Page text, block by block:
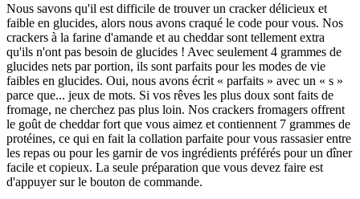
Nous savons qu'il est difficile de trouver un cracker délicieux et
faible en glucides, alors nous avons craqué le code pour vous. Nos
crackers à la farine d'amande et au cheddar sont tellement extra
qu'ils n'ont pas besoin de glucides ! Avec seulement 4 grammes de
glucides nets par portion, ils sont parfaits pour les modes de vie
faibles en glucides. Oui, nous avons écrit « parfaits » avec un « s »
parce que... jeux de mots. Si vos rêves les plus doux sont faits de
fromage, ne cherchez pas plus loin. Nos crackers fromagers offrent
le goût de cheddar fort que vous aimez et contiennent 7 grammes de
protéines, ce qui en fait la collation parfaite pour vous rassasier entre
les repas ou pour les garnir de vos ingrédients préférés pour un dîner
facile et copieux. La seule préparation que vous devez faire est
d'appuyer sur le bouton de commande.